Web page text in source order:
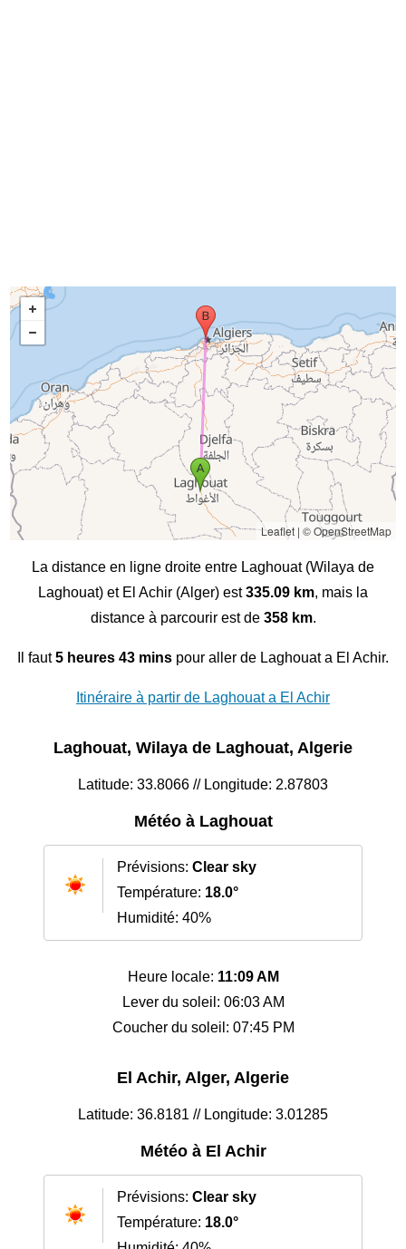
Leaflet| © OpenStreetMap
La distance en ligne droite entre Laghouat (Wilaya de
Laghouat) et El Achir (Alger) est335.09 km, mais la
distance à parcourir est de 358 km.
Il faut5 heures 43 mins pour aller de Laghouat a El Achir.
Itinéraire à partir de Laghouat a El Achir
Laghouat, Wilaya de Laghouat, Algerie
Latitude: 33.8066 // Longitude: 2.87803
Météo à Laghouat
Prévisions: Clear sky
Température: 18.0°
Humidité: 40%
Heure locale: 11:09 AM
Lever du soleil: 06:03 AM
Coucher du soleil: 07:45 PM
El Achir, Alger, Algerie
Latitude: 36.8181 // Longitude: 3.01285
Météo à El Achir
Prévisions: Clear sky
Température: 18.0°